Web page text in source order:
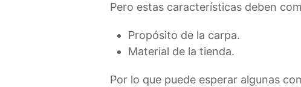
Pero estas características deben
Propósito de la carpa.
Material de la tienda.
Por lo que puede esperar algunas